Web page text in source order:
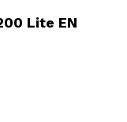
Lite EN